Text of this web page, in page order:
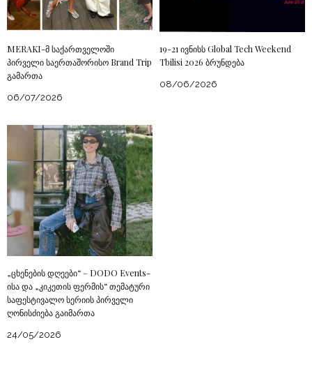
MERAKI-მ საქართველოში
პირველი საერთაშორისო Brand Trip
გამართა
06/07/2026
19-21 ივნისს Global Tech Weekend
Tbilisi 2026 ბრუნდება
08/06/2026
„ცხენების დღეები“ – DODO Events-
ისა და „კიკეთის ფერმის“ თემატური
საფესტივალო სერიის პირველი
ღონისძიება გაიმართა
24/05/2026